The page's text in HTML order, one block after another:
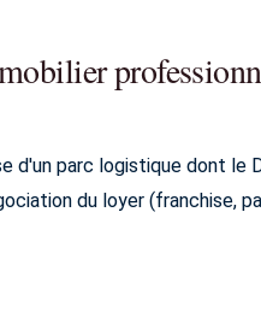
d'un parc logistique dont
du loyer (franchise,